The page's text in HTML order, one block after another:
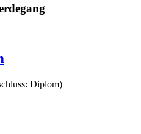
Diplom)